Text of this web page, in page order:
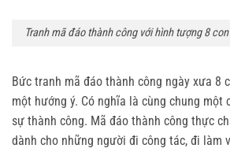
Tranh mã đáo thành công với hình tượng 8
Bức tranh mã đáo thành công ngày xưa 8
một hướng ý. Có nghĩa là cùng chung một
sự thành công. Mã đáo thành công thực
dành cho những người đi công tác, đi làm